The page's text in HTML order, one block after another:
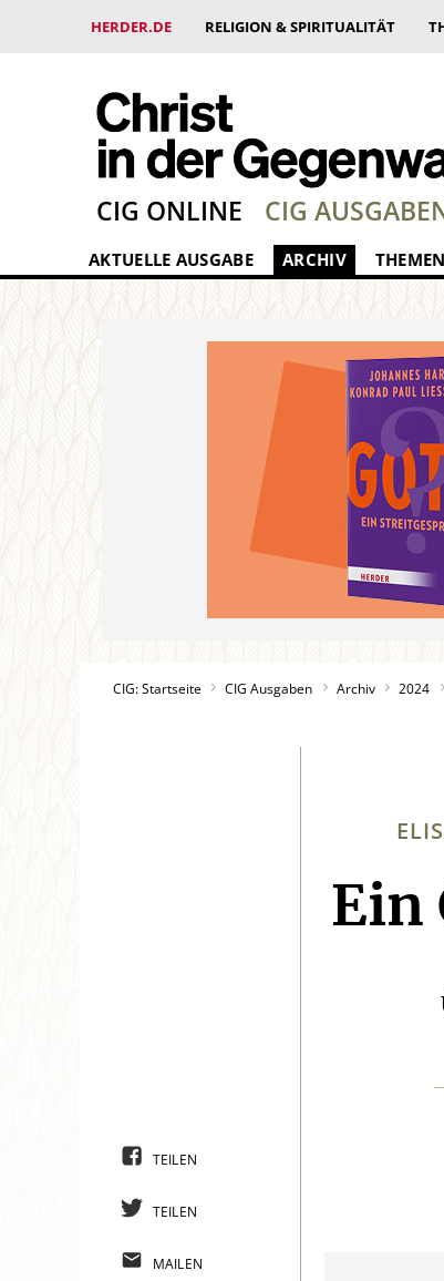
HERDER.DE RELIGION & SPIRITUALITÄT
CIG ONLINE CIG
AKTUELLE AUSGABE ARCHIV THEMEN
CIG: Startseite CIG Ausgaben Archiv 2024
Ein
TEILEN
TEILEN
MAILEN